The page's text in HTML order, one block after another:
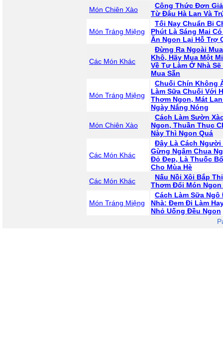
Món Chiên Xào
Công Thức Đơn
Từ Đậu Hà Lan Và
Món Tráng Miệng
Tối Nay Chuẩn Bị
Phút Là Sáng Mai
Ăn Ngon Lại Hỗ Trợ
Các Món Khác
Đừng Ra Ngoài
Khô, Hãy Mua Một
Về Tự Làm Ở Nhà
Mua Sẵn
Món Tráng Miệng
Chuối Chín Không
Làm Sữa Chuối Với
Thơm Ngon, Mát
Ngày Nắng Nóng
Món Chiên Xào
Cách Làm Sườn
Ngon, Thuần Thục
Này Thì Ngon Quá
Các Món Khác
Đây Là Cách Người
Gừng Ngâm Chua
Đỏ Đẹp, Là Thuốc
Cho Mùa Hè
Các Món Khác
Nấu Nồi Xôi Bắp
Thơm Đổi Món Ngon
Món Tráng Miệng
Cách Làm Sữa
Nhà: Đem Đi Làm
Nhỏ Uống Đều Ngon